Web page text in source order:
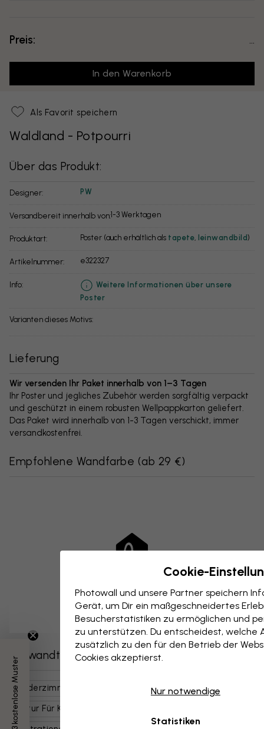
Preis:
In den Warenkorb
Als Favorit speichern
Waldland - Potpourri
Über das Produkt:
Designer: PW
Versandbereit innerhalb von:1-3 Werktagen
Produktart: Poster (auch erhältlich als tapete leinwandbild)
Artikelnummer: e322327
info:
Weitere Informationen über unsere
Poster
Varianten dieses Motivs:
Lieferung
Wir versenden Ihr Paket innerhalb von 1–3 Tagen
Ihr Poster und jegliches Zubehör werden sorgfältig verpackt
und geschützt in einem robusten Wellpappkarton geliefert.
Das Paket wird innerhalb von 1-3 Tagen verschickt, immer
versandkostenfrei.
Empfohlene Wandfarbe (ab 29 €)
Verwandte Kategorien
Kinderzimmer Bäume & Wälder
Kinder
Natur Für Kinder
3 kostenlose Muster
Cookie-
Photowall und unsere Partner speichern
Gerät, um Dir ein maßgeschneidertes
Besucherstatistiken zu ermöglichen und
zu unterstützen. Du entscheidest, welche
zusätzlich zu den für den Betrieb der
Cookies akzeptierst.
Nur notwendige
Statistiken